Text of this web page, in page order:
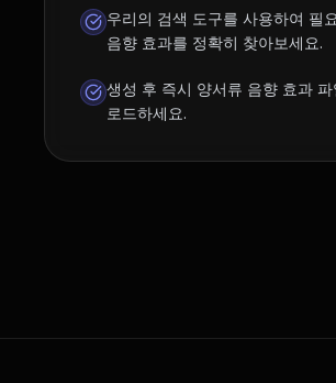
우리의 검색 도구를 사용하여 필
음향 효과를 정확히 찾아보세요.
생성 후 즉시 양서류 음향 효과
로드하세요.